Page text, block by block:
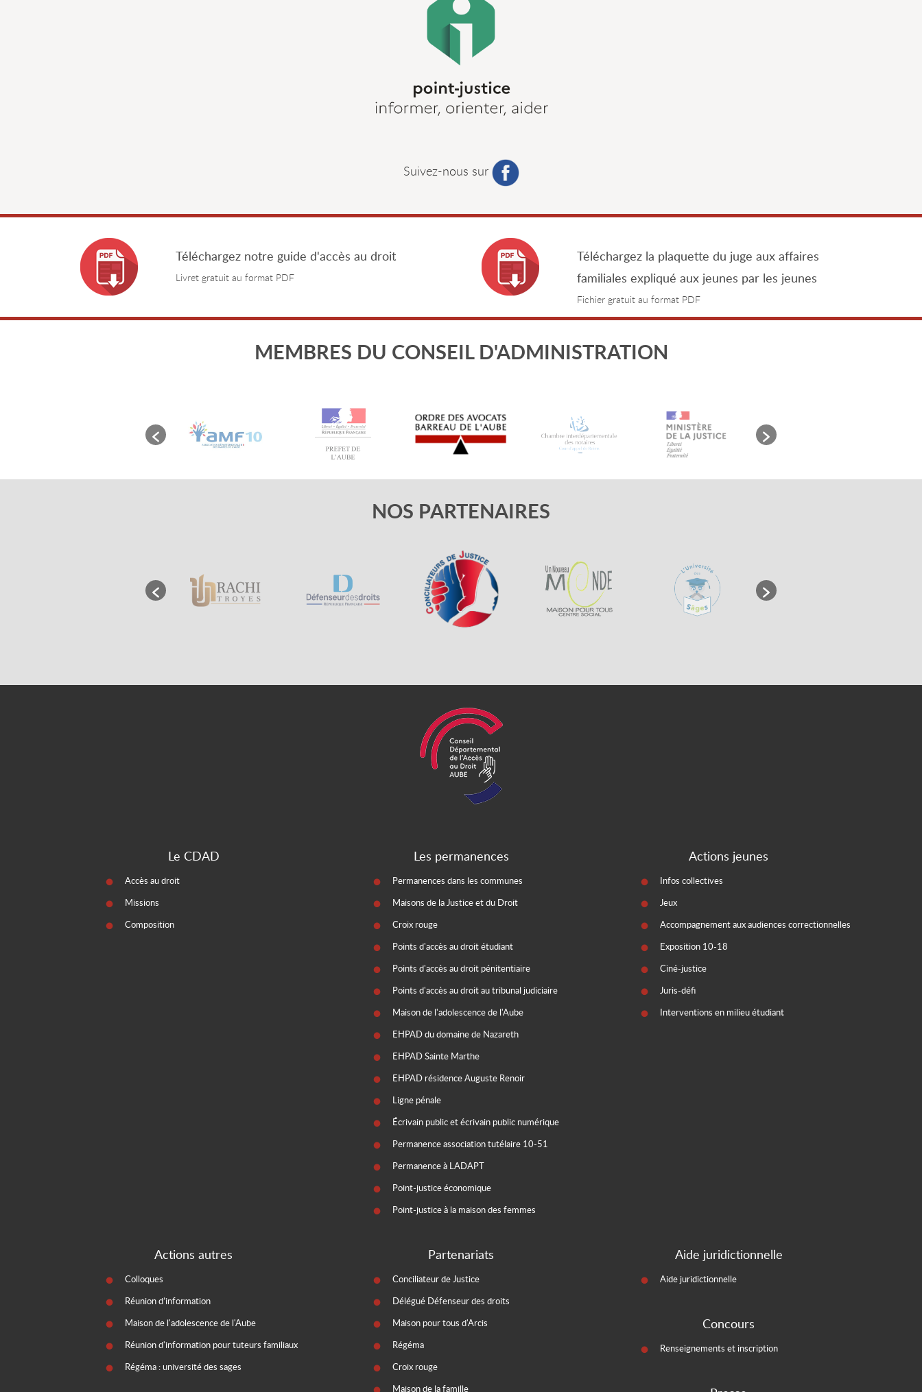
Suivez-nous sur
Téléchargez notre guide d'accès au droit
Livret gratuit au format PDF
Téléchargez la plaquette du juge aux affaires
familiales expliqué aux jeunes par les jeunes
Fichier gratuit au format PDF
MEMBRES DU CONSEIL D'ADMINISTRATION
NOS PARTENAIRES
Le CDAD
Accès au droit
Missions
Composition
Les permanences
Permanences dans les communes
Maisons de la Justice et du Droit
Croix rouge
Points d'accès au droit étudiant
Points d'accès au droit pénitentiaire
Points d'accès au droit au tribunal judiciaire
Maison de l'adolescence de l'Aube
EHPAD du domaine de Nazareth
EHPAD Sainte Marthe
EHPAD résidence Auguste Renoir
Ligne pénale
Écrivain public et écrivain public numérique
Permanence association tutélaire 10-51
Permanence à LADAPT
Point-justice économique
Point-justice à la maison des femmes
Actions jeunes
Infos collectives
Jeux
Accompagnement aux audiences correctionnelles
Exposition 10-18
Ciné-justice
Juris-défi
Interventions en milieu étudiant
Actions autres
Colloques
Réunion d’information
Maison de l'adolescence de l'Aube
Réunion d'information pour tuteurs familiaux
Régéma : université des sages
Partenariats
Conciliateur de Justice
Délégué Défenseur des droits
Maison pour tous d'Arcis
Régéma
Croix rouge
Maison de la famille
Aide juridictionnelle
Aide juridictionnelle
Concours
Renseignements et inscription